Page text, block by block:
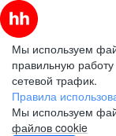
Мы используем
правильную
сетевой трафик.
Правила
Мы используем
файлов cookie